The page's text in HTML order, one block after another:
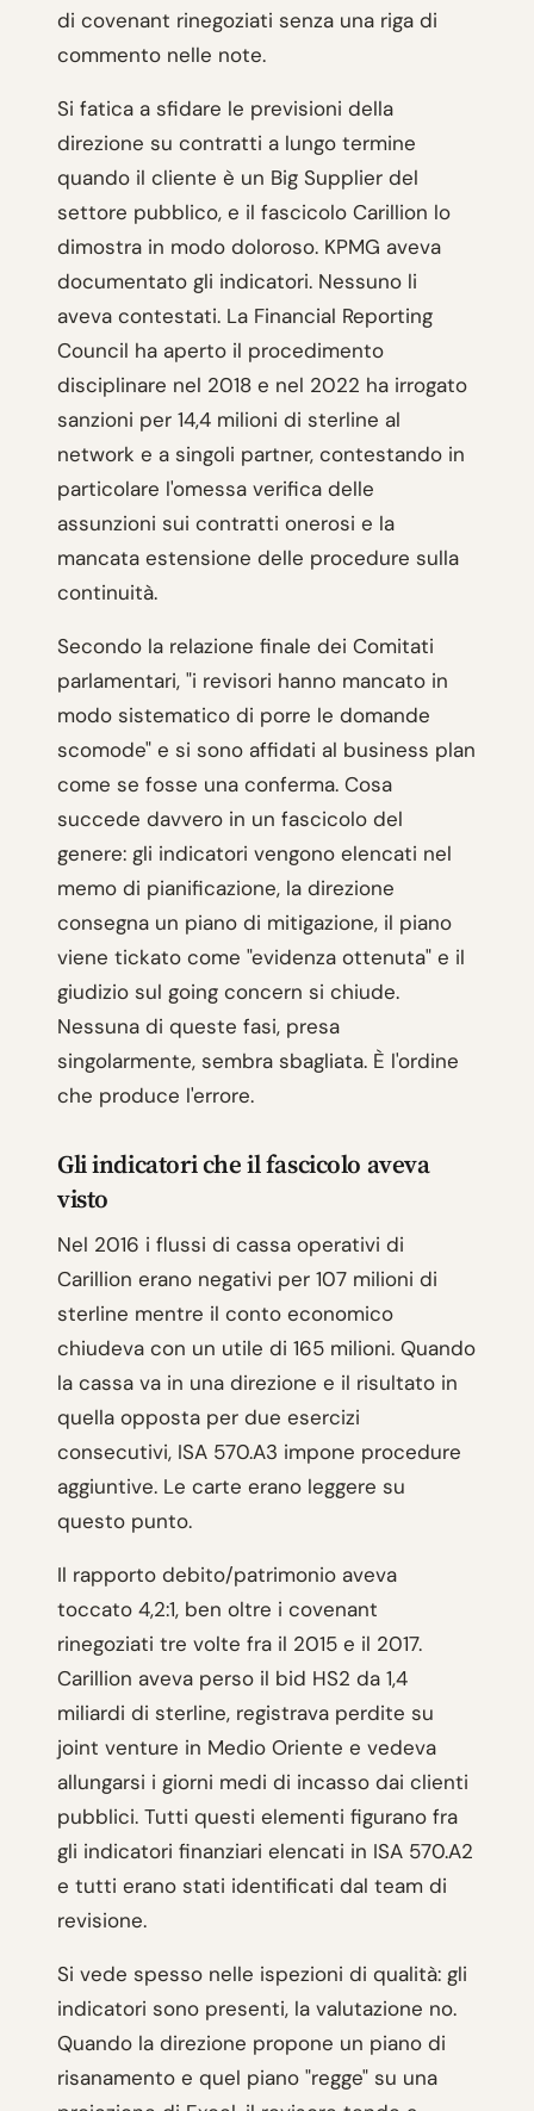
di covenant rinegoziati senza una riga di
commento nelle note.
Si fatica a sfidare le previsioni della
direzione su contratti a lungo termine
quando il cliente è un Big Supplier del
settore pubblico, e il fascicolo Carillion lo
dimostra in modo doloroso. KPMG aveva
documentato gli indicatori. Nessuno li
aveva contestati. La Financial Reporting
Council ha aperto il procedimento
disciplinare nel 2018 e nel 2022 ha irrogato
sanzioni per 14,4 milioni di sterline al
network e a singoli partner, contestando in
particolare l'omessa verifica delle
assunzioni sui contratti onerosi e la
mancata estensione delle procedure sulla
continuità.
Secondo la relazione finale dei Comitati
parlamentari, "i revisori hanno mancato in
modo sistematico di porre le domande
scomode" e si sono affidati al business plan
come se fosse una conferma. Cosa
succede davvero in un fascicolo del
genere: gli indicatori vengono elencati nel
memo di pianificazione, la direzione
consegna un piano di mitigazione, il piano
viene tickato come "evidenza ottenuta" e il
giudizio sul going concern si chiude.
Nessuna di queste fasi, presa
singolarmente, sembra sbagliata. È l'ordine
che produce l'errore.
Gli indicatori che il fascicolo aveva
visto
Nel 2016 i flussi di cassa operativi di
Carillion erano negativi per 107 milioni di
sterline mentre il conto economico
chiudeva con un utile di 165 milioni. Quando
la cassa va in una direzione e il risultato in
quella opposta per due esercizi
consecutivi, ISA 570.A3 impone procedure
aggiuntive. Le carte erano leggere su
questo punto.
Il rapporto debito/patrimonio aveva
toccato 4,2:1, ben oltre i covenant
rinegoziati tre volte fra il 2015 e il 2017.
Carillion aveva perso il bid HS2 da 1,4
miliardi di sterline, registrava perdite su
joint venture in Medio Oriente e vedeva
allungarsi i giorni medi di incasso dai clienti
pubblici. Tutti questi elementi figurano fra
gli indicatori finanziari elencati in ISA 570.A2
e tutti erano stati identificati dal team di
revisione.
Si vede spesso nelle ispezioni di qualità: gli
indicatori sono presenti, la valutazione no.
Quando la direzione propone un piano di
risanamento e quel piano "regge" su una